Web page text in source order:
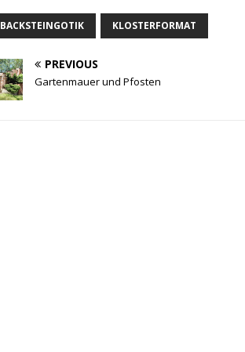
BACKSTEINGOTIK KLOSTERFORMAT
PREVIOUS
Gartenmauer und Pfosten